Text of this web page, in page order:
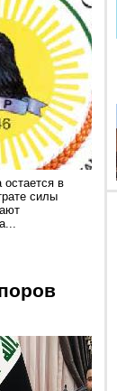
остается в
силы